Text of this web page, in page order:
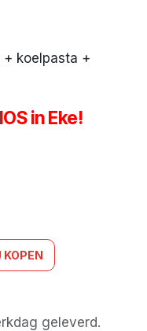
koelpasta +
in Eke!
KOPEN
geleverd.